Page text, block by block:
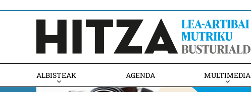
ALBISTEAK AGENDA MULTIMEDIA